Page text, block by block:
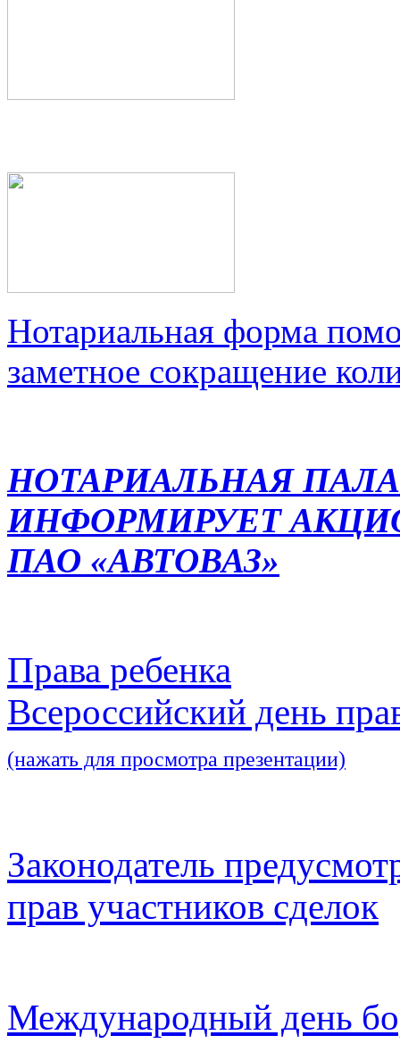
Нотариальная форма
заметное сокращение
НОТАРИАЛЬНАЯ
ИНФОРМИРУЕТ
ПАО «АВТОВАЗ»
Права ребенка
Всероссийский день
(нажать для просмотра презентации)
Законодатель
прав участников сделок
Международный день